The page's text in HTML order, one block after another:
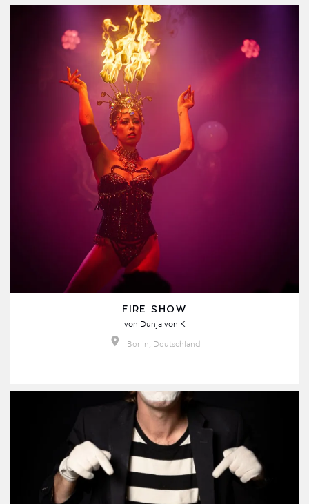
FIRE SHOW
von Dunja von K
Berlin, Deutschland